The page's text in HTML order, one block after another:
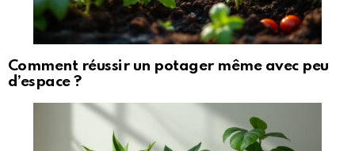
Comment réussir un potager même avec peu
d’espace ?